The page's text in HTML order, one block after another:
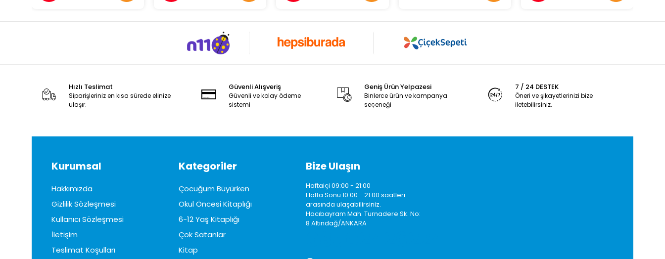
Hızlı Teslimat
Siparişleriniz en kısa sürede elinize
ulaşır.
Güvenli Alışveriş
Güvenli ve kolay ödeme
sistemi
Geniş Ürün Yelpazesi
Binlerce ürün ve kampanya
seçeneği
7 / 24 DESTEK
Öneri ve şikayetlerinizi bize
iletebilirsiniz.
Kurumsal
Hakkımızda
Gizlilik Sözleşmesi
Kullanıcı Sözleşmesi
İletişim
Teslimat Koşulları
Kategoriler
Çocuğum Büyürken
Okul Öncesi Kitaplığı
6-12 Yaş Kitaplığı
Çok Satanlar
Kitap
Bize Ulaşın
Haftaiçi 09:00 - 21:00
Hafta Sonu 10:00 - 21:00 saatleri
arasında ulaşabilirsiniz.
Hacıbayram Mah. Turnadere Sk. No:
8 Altındağ/ANKARA